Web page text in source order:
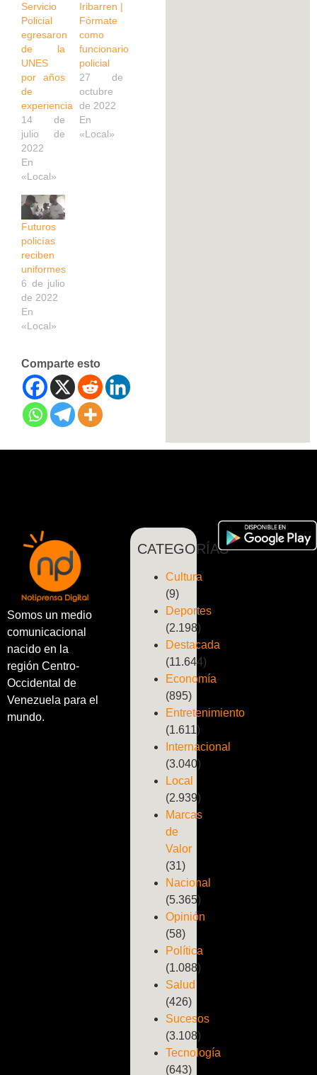
Servicio
Policial
egresaron
de la
UNES
por años
de
experiencia
14 de
julio de
2022
En
«Local»
Iribarren |
Fórmate
como
funcionario
policial
27 de
octubre
de 2022
En
«Local»
Futuros
policías
reciben
uniformes
6 de julio
de 2022
En
«Local»
Comparte esto
Somos un medio
comunicacional
nacido en la
región Centro-
Occidental de
Venezuela para el
mundo.
CATEGORÍAS
Cultura
(9)
Deportes
(2.198)
Destacada
(11.644)
Economía
(895)
Entretenimiento
(1.611)
Internacional
(3.040)
Local
(2.939)
Marcas
de
Valor
(31)
Nacional
(5.365)
Opinión
(58)
Política
(1.088)
Salud
(426)
Sucesos
(3.108)
Tecnología
(643)